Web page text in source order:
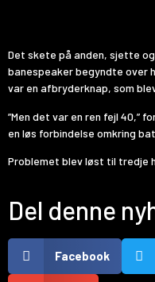
Det skete på anden, sjette
banespeaker begyndte over
var en afbryderknap, som
”Men det var en ren fejl 40,”
en løs forbindelse omkring
Problemet blev løst til tredje
Del denne
Facebook